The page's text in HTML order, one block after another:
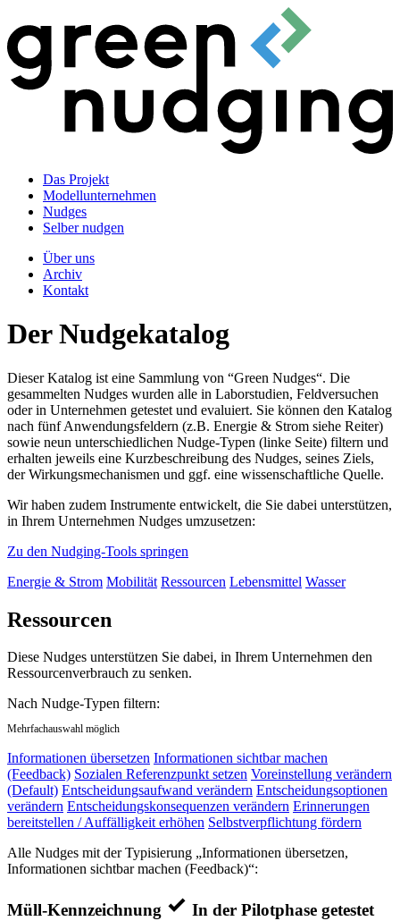
Das Projekt
Modellunternehmen
Nudges
Selber nudgen
Über uns
Archiv
Kontakt
Der Nudgekatalog
Dieser Katalog ist eine Sammlung von “Green Nudges“. Die
gesammelten Nudges wurden alle in Laborstudien, Feldversuchen
oder in Unternehmen getestet und evaluiert. Sie können den Katalog
nach fünf Anwendungsfeldern (z.B. Energie & Strom siehe Reiter)
sowie neun unterschiedlichen Nudge-Typen (linke Seite) filtern und
erhalten jeweils eine Kurzbeschreibung des Nudges, seines Ziels,
der Wirkungsmechanismen und ggf. eine wissenschaftliche Quelle.
Wir haben zudem Instrumente entwickelt, die Sie dabei unterstützen,
in Ihrem Unternehmen Nudges umzusetzen:
Zu den Nudging-Tools springen
Energie & Strom Mobilität Ressourcen Lebensmittel Wasser
Ressourcen
Diese Nudges unterstützen Sie dabei, in Ihrem Unternehmen den
Ressourcenverbrauch zu senken.
Nach Nudge-Typen filtern:
Mehrfachauswahl möglich
Informationen übersetzen Informationen sichtbar machen
(Feedback) Sozialen Referenzpunkt setzen Voreinstellung verändern
(Default) Entscheidungsaufwand verändern Entscheidungsoptionen
verändern Entscheidungskonsequenzen verändern Erinnerungen
bereitstellen / Auffälligkeit erhöhen Selbstverpflichtung fördern
Alle Nudges mit der Typisierung „Informationen übersetzen,
Informationen sichtbar machen (Feedback)“:
Müll-Kennzeichnung In der Pilotphase getestet